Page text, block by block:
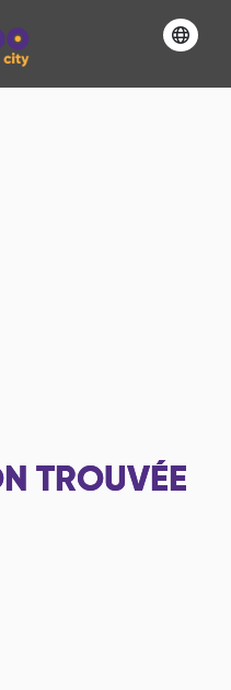
TROUVÉE